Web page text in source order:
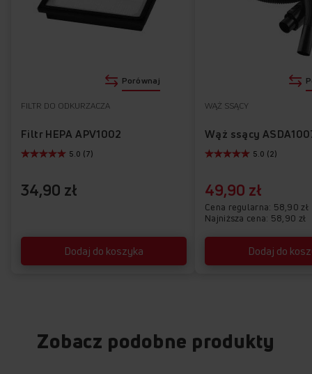
34,90 zł
FILTR DO ODKURZACZA
Filtr HEPA APV1002
Dodaj do koszyka
5.0 (7)
Porównaj
49,90 zł
Cena regularna 58,90 zł
Najniższa cena: 58,90 zł
WĄŻ SSĄCY
Wąż ssący
Dodaj do
5.0 (2)
Zobacz podobne produkty